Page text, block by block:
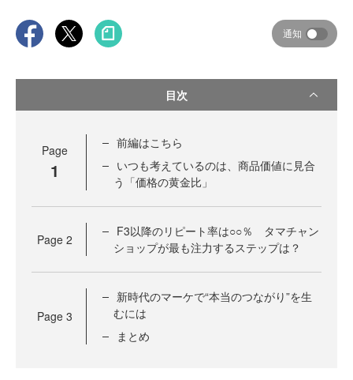
通知
目次
Page
1
前編はこちら
いつも考えているのは、商品価値に見合
う「価格の黄金比」
Page 2
F3以降のリピート率は○○％ タマチャン
ショップが最も注力するステップは？
Page 3
新時代のマーケで“本当のつながり”を生
むには
まとめ